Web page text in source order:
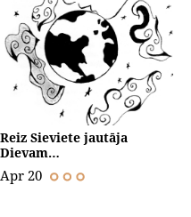
Reiz Sieviete jautāja
Dievam…
Apr 20